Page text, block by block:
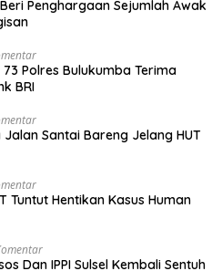
Penghargaan Sejumlah Awak
Polres Bulukumba Terima
BRI
Santai Bareng Jelang HUT
Tuntut Hentikan Kasus Human
Dan IPPI Sulsel Kembali Sentuh